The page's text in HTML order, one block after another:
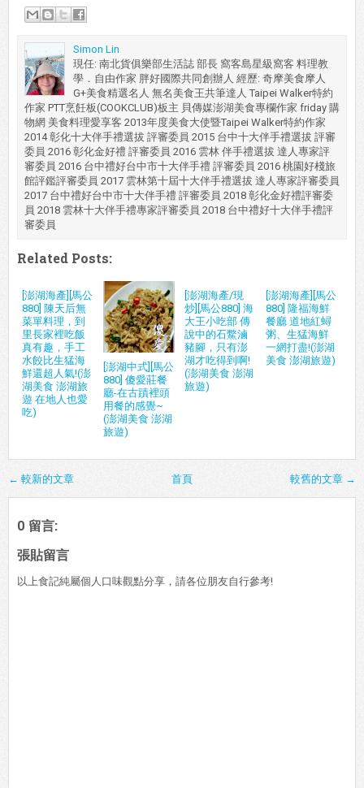
Simon Lin
現任: 南北貨俱樂部生活誌 部長 窩客島星級窩客 料理教
學．自由作家 胖好國際共同創辦人 經歷: 奇摩美食摩人
G+美食精選名人 無名美食王共筆達人 Taipei Walker特約
作家 PTT烹飪板(COOKCLUB)板主 貝傳媒澎湖美食專欄作家 friday 購
物網 美食料理愛享客 2013年度美食大使暨Taipei Walker特約作家
2014 彰化十大伴手禮選拔 評審委員 2015 台中十大伴手禮選拔 評審
委員 2016 彰化金好禮 評審委員 2016 雲林 伴手禮選拔 達人專家評
審委員 2016 台中禮好台中市十大伴手禮 評審委員 2016 桃園好棧旅
館評鑑評審委員 2017 雲林第十屆十大伴手禮選拔 達人專家評審委員
2017 台中禮好台中市十大伴手禮 評審委員 2018 彰化金好禮評審委
員 2018 雲林十大伴手禮專家評審委員 2018 台中禮好十大伴手禮評
審委員
Related Posts:
[澎湖海產][馬公
880] 陳天后無
菜單料理，到
里長家裡吃飯
真有趣，手工
水餃比生猛海
鮮還超人氣!(澎
湖美食 澎湖旅
遊 在地人也愛
吃)
[澎湖中式][馬公
880] 傻愛莊餐
廳-在古蹟裡頭
用餐的感覺~
(澎湖美食 澎湖
旅遊)
[澎湖海產/現
炒][馬公880] 海
大王小吃部 傳
說中的石鱉滷
豬腳，只有澎
湖才吃得到啊!
(澎湖美食 澎湖
旅遊)
[澎湖海產][馬公
880] 隆福海鮮
餐廳 道地紅蟳
粥、生猛海鮮
一網打盡!(澎湖
美食 澎湖旅遊)
← 較新的文章 較舊的文章 →
首頁
0 留言:
張貼留言
以上食記純屬個人口味觀點分享，請各位朋友自行參考!